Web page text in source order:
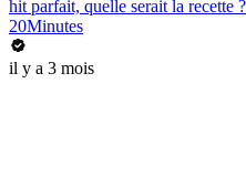
hit parfait, quelle serait la recette ?
20Minutes
il y a 3 mois